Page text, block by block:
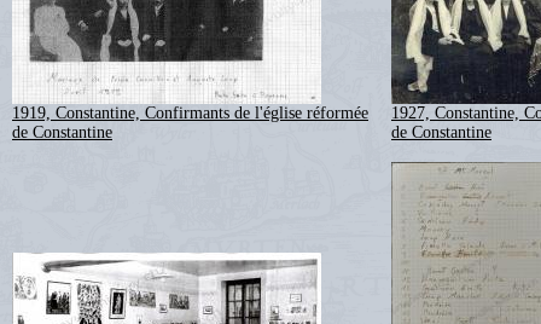
1919, Constantine, Confirmants de l'église réformée
de Constantine
1927, Constantine,
de Constantine